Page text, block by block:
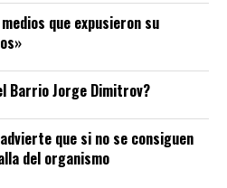
que expusieron su
Barrio Jorge Dimitrov?
que si no se consiguen
del organismo